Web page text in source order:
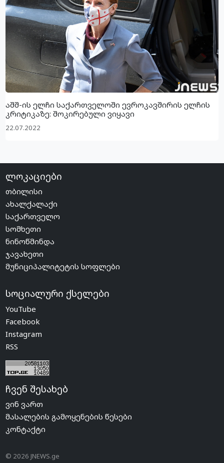
აშშ-ის ელჩი საქართველოში ევროკავშირის ელჩის
კრიტიკაზე: შოკირებული ვიყავი
22.07.2022
ლოკაციები
თბილისი
ახალქალაქი
საქართველო
სომხეთი
ნინოწმინდა
ჯავახეთი
მუნიციპალიტეტის სოფლები
სოციალური ქსელები
YouTube
Facebook
Instagram
RSS
ჩვენ შესახებ
ვინ ვართ
მასალების გამოყენების წესები
კონტაქტი
© 2026 JNEWS.ge